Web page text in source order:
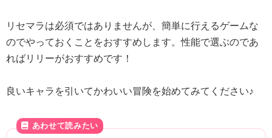
リセマラは必須ではありませんが、簡単に行えるゲームな
のでやっておくことをおすすめします。性能で選ぶのであ
ればリリーがおすすめです！
良いキャラを引いてかわいい冒険を始めてみてください♪